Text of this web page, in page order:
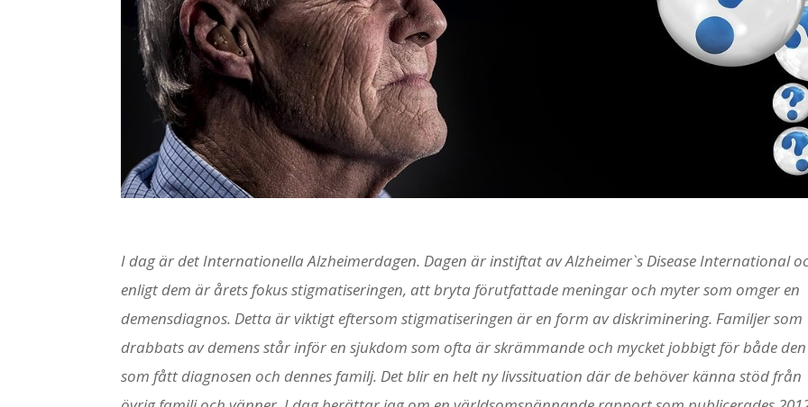
I dag är det Internationella Alzheimerdagen. Dagen är instiftat av Alzheimer`s Disease International
enligt dem är årets fokus stigmatiseringen, att bryta förutfattade meningar och myter som omger en
demensdiagnos. Detta är viktigt eftersom stigmatiseringen är en form av diskriminering. Familjer som
drabbats av demens står inför en sjukdom som ofta är skrämmande och mycket jobbigt för både den
som fått diagnosen och dennes familj. Det blir en helt ny livssituation där de behöver känna stöd från